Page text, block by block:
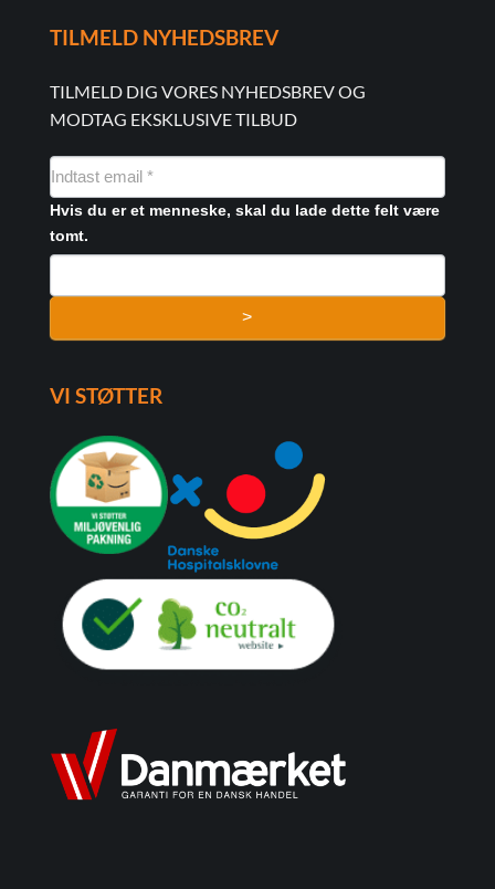
TILMELD NYHEDSBREV
TILMELD DIG VORES NYHEDSBREV OG
MODTAG EKSKLUSIVE TILBUD
NYHEDSMAIL
FORMULAR
Hvis du er et menneske, skal du lade dette felt være
tomt.
>
VI STØTTER